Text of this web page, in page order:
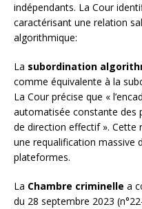
indépendants. La Cour
caractérisant une relation
algorithmique:
La subordination
comme équivalente à la
La Cour précise que «
automatisée constante des
de direction effectif ». Cette
une requalification massive
plateformes.
La Chambre criminelle a
du 28 septembre 2023